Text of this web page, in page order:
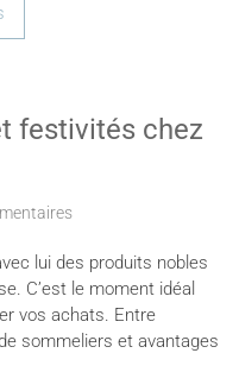
festivités chez
lui des produits nobles
C’est le moment idéal
vos achats. Entre
sommeliers et avantages